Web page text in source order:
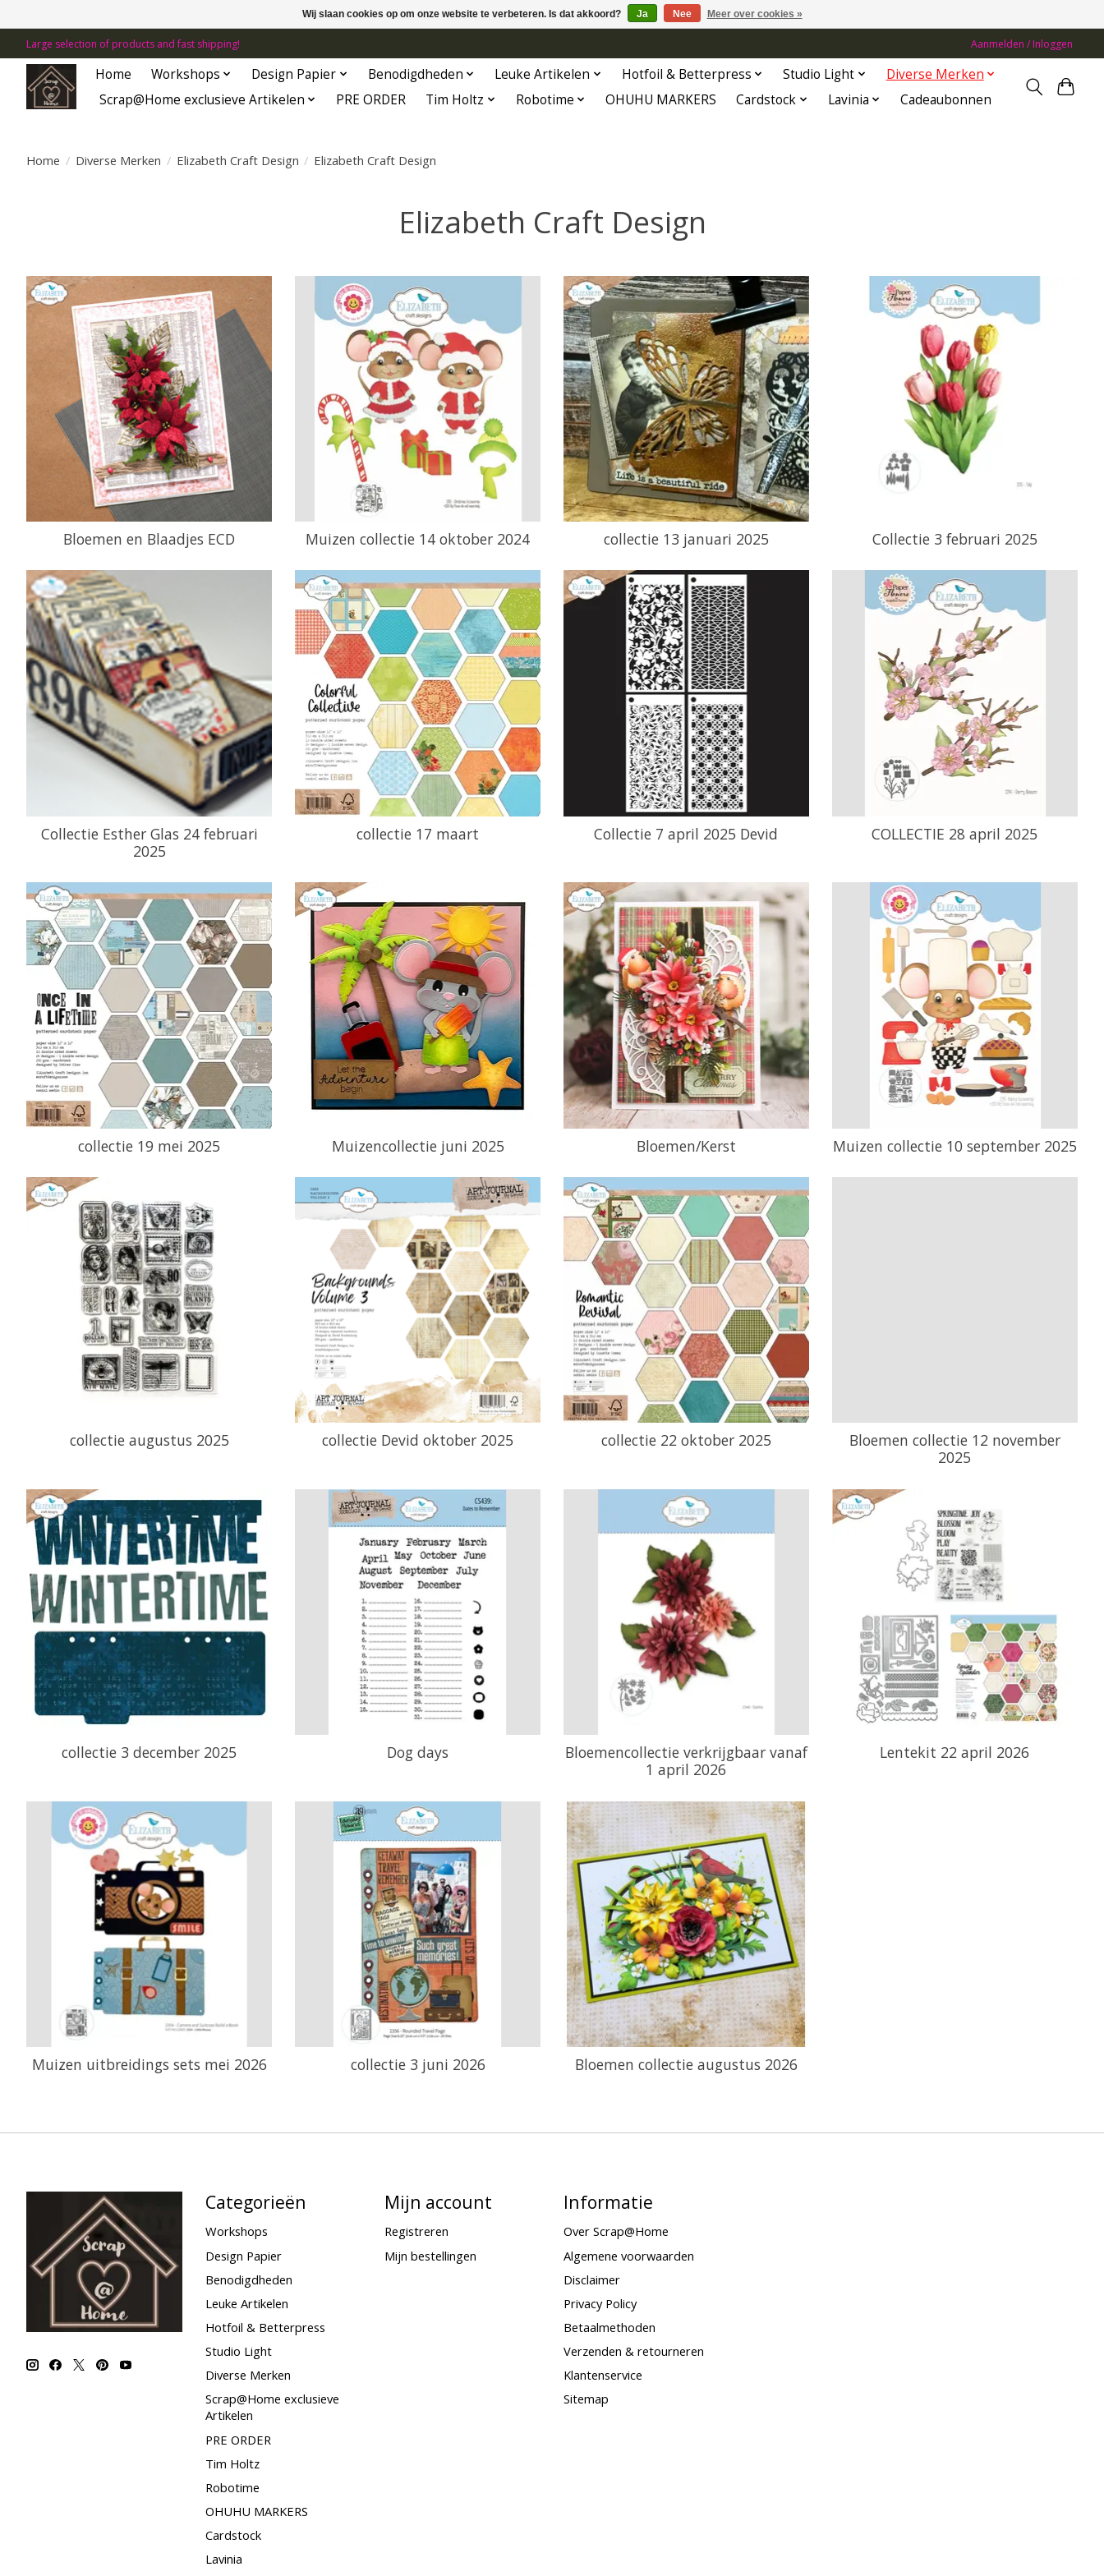
Large selection of products and fast shipping! Aanmelden / Inloggen
Home Workshops Design Papier Benodigdheden Leuke Artikelen Hotfoil & Betterpress Studio Light
Diverse Merken
Scrap@Home exclusieve Artikelen
PRE ORDER Tim Holtz Robotime OHUHU MARKERS Cardstock Lavinia Cadeaubonnen
Home / Diverse Merken / Elizabeth Craft Design / Elizabeth Craft Design
Elizabeth Craft Design
Bloemen en Blaadjes ECD Muizen collectie 14 oktober 2024 collectie 13 januari 2025 Collectie 3 februari 2025
Collectie Esther Glas 24 februari
2025
collectie 17 maart Collectie 7 april 2025 Devid COLLECTIE 28 april 2025
collectie 19 mei 2025 Muizencollectie juni 2025 Bloemen/Kerst Muizen collectie 10 september 2025
collectie augustus 2025 collectie Devid oktober 2025 collectie 22 oktober 2025
Bloemen collectie 12 november
2025
collectie 3 december 2025 Dog days
Bloemencollectie verkrijgbaar vanaf
1 april 2026
Lentekit 22 april 2026
Muizen uitbreidings sets mei 2026 collectie 3 juni 2026 Bloemen collectie augustus 2026
Categorieën
Workshops
Design Papier
Benodigdheden
Leuke Artikelen
Hotfoil & Betterpress
Studio Light
Diverse Merken
Scrap@Home exclusieve
Artikelen
PRE ORDER
Tim Holtz
Robotime
OHUHU MARKERS
Cardstock
Lavinia
Mijn account
Registreren
Mijn bestellingen
Informatie
Over Scrap@Home
Algemene voorwaarden
Disclaimer
Privacy Policy
Betaalmethoden
Verzenden & retourneren
Klantenservice
Sitemap
Wij slaan cookies op om onze website te verbeteren. Is dat akkoord? Ja Nee Meer over cookies »